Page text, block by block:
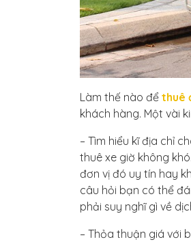
Làm thế nào để thuê
khách hàng. Một vài
– Tìm hiểu kĩ địa chỉ
thuê xe giờ không
đơn vị đó uy tín hay
câu hỏi bạn có thể
phải suy nghĩ gì về
– Thỏa thuận giá với